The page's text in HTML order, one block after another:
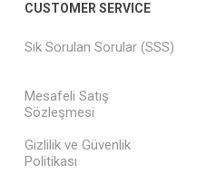
CUSTOMER SERVICE
Sık Sorulan Sorular (SSS)
Mesafeli Satış
Sözleşmesi
Gizlilik ve Güvenlik
Politikası